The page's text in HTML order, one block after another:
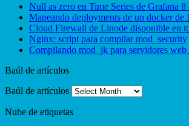
Null as zero en Time Series de Grafana
Mapeando deployments de un docker de
Cloud Firewall de Linode disponible en
Nginx: script para compilar mod_security
Compilando mod_jk para servidores web
Baúl de artículos
Baúl de artículos
Nube de etiquetas